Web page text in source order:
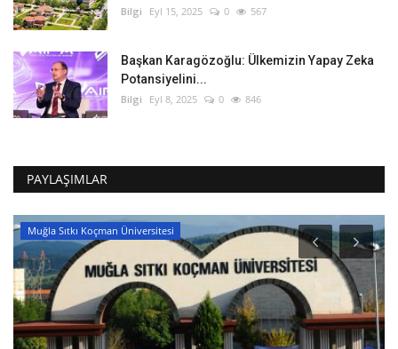
Bilgi Eyl 15, 2025 0 567
Başkan Karagözoğlu: Ülkemizin Yapay Zeka
Potansiyelini...
Bilgi Eyl 8, 2025 0 846
PAYLAŞIMLAR
Muğla Sıtkı Koçman Üniversitesi